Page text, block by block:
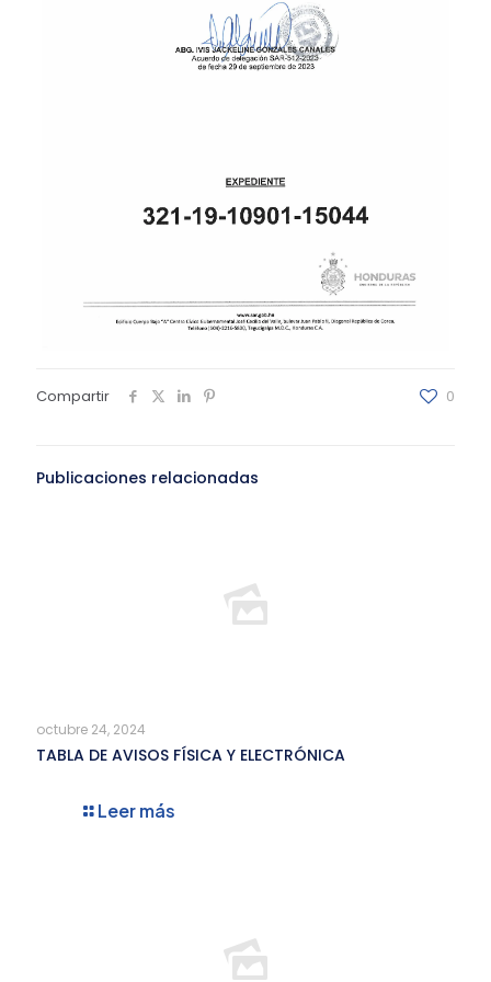
Compartir 0
Publicaciones relacionadas
octubre 24, 2024
TABLA DE AVISOS FÍSICA Y ELECTRÓNICA
Leer más